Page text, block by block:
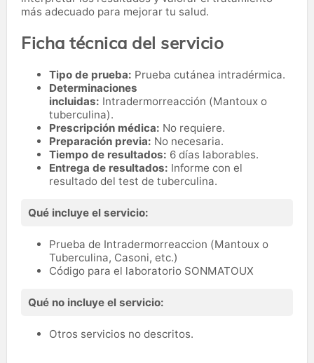
más adecuado para mejorar tu salud.
Ficha técnica del servicio
Tipo de prueba: Prueba cutánea intradérmica.
Determinaciones
incluidas: Intradermorreacción (Mantoux o
tuberculina).
Prescripción médica: No requiere.
Preparación previa: No necesaria.
Tiempo de resultados: 6 días laborables.
Entrega de resultados: Informe con el
resultado del test de tuberculina.
Qué incluye el servicio:
Prueba de Intradermorreaccion (Mantoux o
Tuberculina, Casoni, etc.)
Código para el laboratorio SONMATOUX
Qué no incluye el servicio:
Otros servicios no descritos.